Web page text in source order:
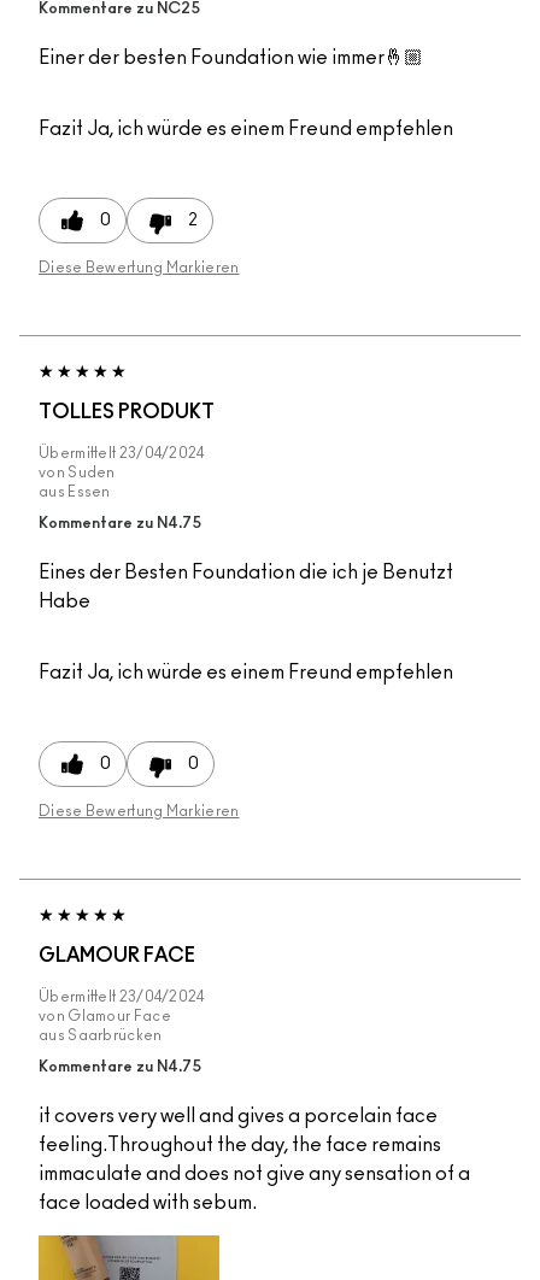
Kommentare zu NC25
Einer der besten Foundation wie immer🤞🏼
Fazit Ja, ich würde es einem Freund empfehlen
0 2
Diese Bewertung Markieren
TOLLES PRODUKT
Übermittelt 23/04/2024
von Suden
aus Essen
Kommentare zu N4.75
Eines der Besten Foundation die ich je Benutzt
Habe
Fazit Ja, ich würde es einem Freund empfehlen
0 0
Diese Bewertung Markieren
GLAMOUR FACE
Übermittelt 23/04/2024
von Glamour Face
aus Saarbrücken
Kommentare zu N4.75
it covers very well and gives a porcelain face
feeling.Throughout the day, the face remains
immaculate and does not give any sensation of a
face loaded with sebum.